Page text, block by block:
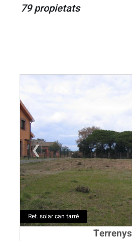
79 propietats
❮
Ref. solar can tarré
Terrenys